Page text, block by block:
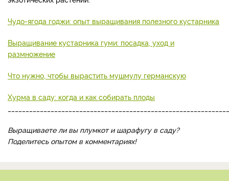
Чудо-ягода годжи: опыт выращивания полезного кустарника
Выращивание кустарника гуми: посадка, уход и
размножение
Что нужно, чтобы вырастить мушмулу германскую
Хурма в саду: когда и как собирать плоды
Выращиваете ли вы плумкот и шарафугу в саду?
Поделитесь опытом в комментариях!